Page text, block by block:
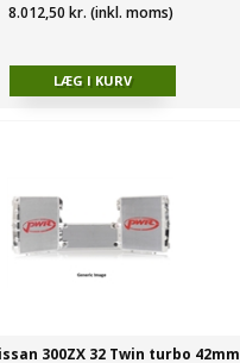
8.012,50 kr. (inkl. moms)
300ZX 32 Twin turbo 42mm